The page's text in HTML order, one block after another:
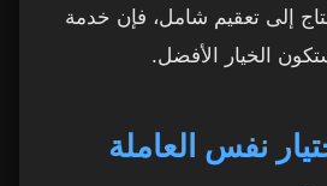
إلى تعقيم شامل، فإن خدمة
الخيار الأفضل.
نفس العاملة